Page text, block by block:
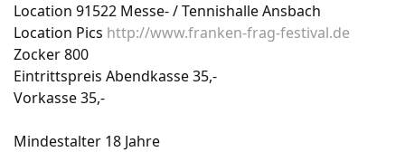
e
r
Location 91522 Messe- / Tennishalle Ansbach
Location Pics http://www.franken-frag-festival.de
Zocker 800
Eintrittspreis Abendkasse 35,-
Vorkasse 35,-
Mindestalter 18 Jahre